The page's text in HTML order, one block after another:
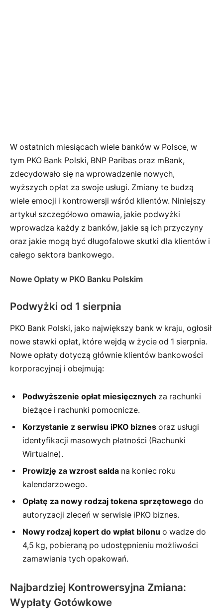
W ostatnich miesiącach wiele banków w Polsce, w
tym PKO Bank Polski, BNP Paribas oraz mBank,
zdecydowało się na wprowadzenie nowych,
wyższych opłat za swoje usługi. Zmiany te budzą
wiele emocji i kontrowersji wśród klientów. Niniejszy
artykuł szczegółowo omawia, jakie podwyżki
wprowadza każdy z banków, jakie są ich przyczyny
oraz jakie mogą być długofalowe skutki dla klientów i
całego sektora bankowego.
Nowe Opłaty w PKO Banku Polskim
Podwyżki od 1 sierpnia
PKO Bank Polski, jako największy bank w kraju, ogłosił
nowe stawki opłat, które wejdą w życie od 1 sierpnia.
Nowe opłaty dotyczą głównie klientów bankowości
korporacyjnej i obejmują:
Podwyższenie opłat miesięcznych za rachunki
bieżące i rachunki pomocnicze.
Korzystanie z serwisu iPKO biznes oraz usługi
identyfikacji masowych płatności (Rachunki
Wirtualne).
Prowizję za wzrost salda na koniec roku
kalendarzowego.
Opłatę za nowy rodzaj tokena sprzętowego do
autoryzacji zleceń w serwisie iPKO biznes.
Nowy rodzaj kopert do wpłat bilonu o wadze do
4,5 kg, pobieraną po udostępnieniu możliwości
zamawiania tych opakowań.
Najbardziej Kontrowersyjna Zmiana:
Wypłaty Gotówkowe